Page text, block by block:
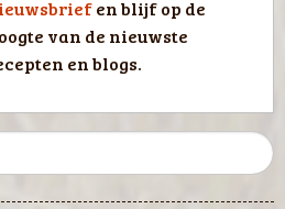
en blijf op de
van de nieuwste
en blogs.